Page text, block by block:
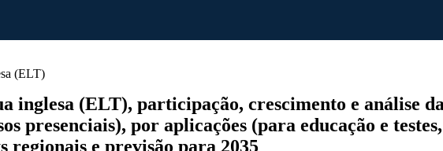
(ELT)
inglesa (ELT), participação, crescimento e análise
presenciais), por aplicações (para educação e
regionais e previsão para 2035